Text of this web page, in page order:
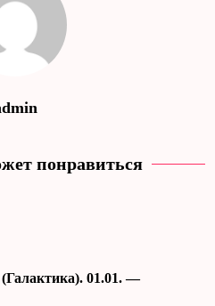
понравиться
01.01. —